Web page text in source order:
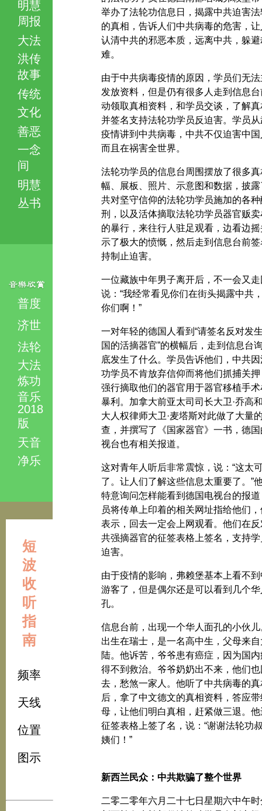
明慧
周报
大法
洪传
故事
传统
文化
善恶
一念
间
明慧
丛书
普度
济世
法轮
大法
炼功
音乐
2018
版
天音
净乐
短
波
收
听
指
南
频率
天线
位置
图示
举办了法轮功信息日，揭露中共迫害法
的真相，告诉人们中共病毒的危害，让
认清中共的邪恶本质，远离中共，躲避
难。
由于中共病毒疫情的原因，学员们无法
发放资料，但是仍有很多人走到信息台
动领取真相资料，和学员交谈，了解真
并签名支持法轮功学员反迫害。学员从
疫情讲到中共病毒，中共不仅迫害中国
而且在祸害全世界。
法轮功学员的信息台周围摆放了很多真
幅、展板、照片、示意图和数据，披露
共对坚守信仰的法轮功学员施加的各种
刑，以及活体摘取法轮功学员器官贩卖
的暴行，来往行人驻足观看，边看边摇
示了极大的愤慨，然后走到信息台前签
持制止迫害。
一位藏族中年男子离开后，不一会又走
说：“我经常看见你们在街头揭露中共
你们啊！”
一对年轻的德国人看到“请签名反对发
国的活摘器官”的横幅后，走到信息台
底发生了什么。学员告诉他们，中共
功学员不肯放弃信仰而将他们抓捕关押
强行摘取他们的器官用于器官移植手术
暴利。加拿大前亚太司司长大卫·乔高
大人权律师大卫·麦塔斯对此做了大量
查，并撰写了《国家器官》一书，德国
视台也有相关报道。
这对青年人听后非常震惊，说：“这太
了。让人们了解这些信息太重要了。”
特意询问怎样能看到德国电视台的报道
员将传单上印着的相关网址指给他们
表示，回去一定会上网观看。他们在反
共强摘器官的征签表格上签名，支持学
迫害。
由于疫情的影响，弗赖堡基本上看不到
游客了，但是偶尔还是可以看到几个华
孔。
信息台前，出现一个华人面孔的小伙儿
出生在瑞士，是一名高中生，父母来自
陆。他诉苦，爷爷患有癌症，因为国
得不到救治。爷爷奶奶出不来，他们也
去，愁煞一家人。他听了中共病毒的真
后，拿了中文德文的真相资料，答应
母，让他们明白真相，赶紧做三退。他
征签表格上签了名，说：“谢谢法轮功
姨们！”
新西兰民众：中共欺骗了整个世界
二零二零年六月二十七日星期六中午